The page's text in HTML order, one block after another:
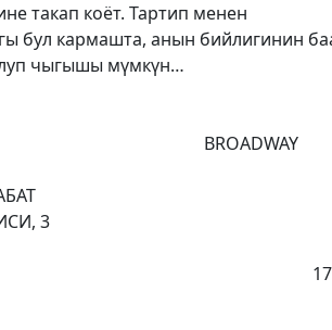
такап коёт. Тартип менен
бул кармашта, анын бийлигинин
чыгышы мүмкүн…
ПРОСПЕКТИСИ,